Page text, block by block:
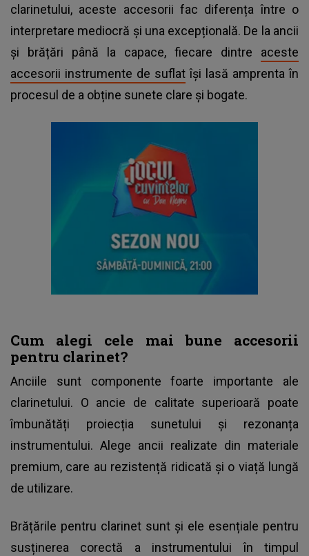
clarinetului, aceste accesorii fac diferența între o
interpretare mediocră și una excepțională. De la ancii
și brățări până la capace, fiecare dintre aceste
accesorii instrumente de suflat își lasă amprenta în
procesul de a obține sunete clare și bogate.
Cum alegi cele mai bune accesorii
pentru clarinet?
Anciile sunt componente foarte importante ale
clarinetului. O ancie de calitate superioară poate
îmbunătăți proiecția sunetului și rezonanța
instrumentului. Alege ancii realizate din materiale
premium, care au rezistență ridicată și o viață lungă
de utilizare.
Brățările pentru clarinet sunt și ele esențiale pentru
susținerea corectă a instrumentului în timpul